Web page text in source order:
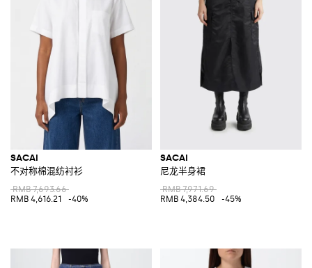
SACAI
不对称棉混纺衬衫
RMB 7,693.66
RMB 4,616.21
-40%
SACAI
尼龙半身裙
RMB 7,971.69
RMB 4,384.50
-45%